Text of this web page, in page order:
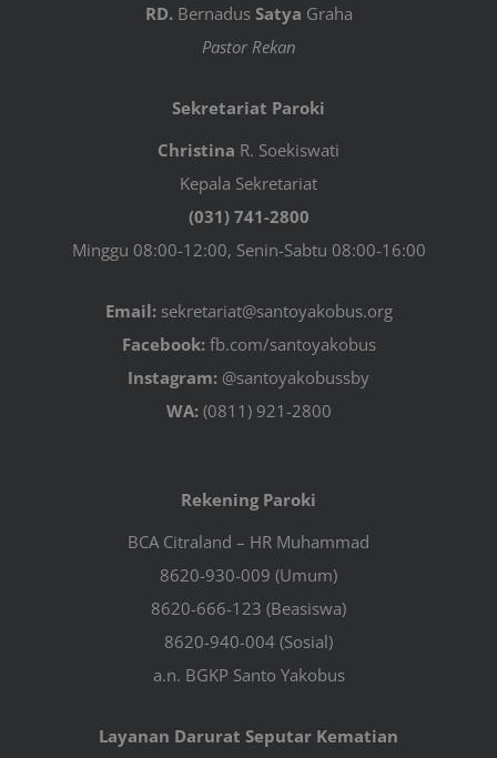
RD.Bernadus Satya Graha
Pastor Rekan
Sekretariat Paroki
Christina R. Soekiswati
Kepala Sekretariat
(031) 741-2800
Minggu 08:00-12:00, Senin-Sabtu 08:00-16:00
Email:sekretariat@santoyakobus.org
Facebook:fb.com/santoyakobus
Instagram: @santoyakobussby
WA:(0811) 921-2800
Rekening Paroki
BCA Citraland – HR Muhammad
8620-930-009 (Umum)
8620-666-123 (Beasiswa)
8620-940-004 (Sosial)
a.n. BGKP Santo Yakobus
Layanan Darurat Seputar Kematian